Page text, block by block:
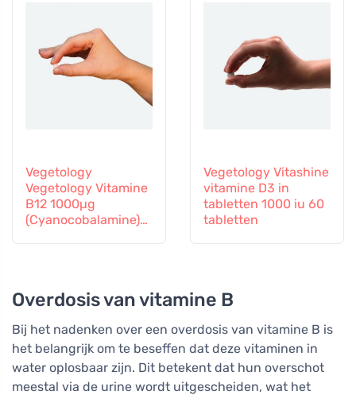
Vegetology
Vegetology Vitamine
B12 1000µg
(Cyanocobalamine)
Vegetology Vitashine
vitamine D3 in
tabletten 1000 iu 60
tabletten
Overdosis van vitamine B
Bij het nadenken over een overdosis van vitamine B is
het belangrijk om te beseffen dat deze vitaminen in
water oplosbaar zijn. Dit betekent dat hun overschot
meestal via de urine wordt uitgescheiden, wat het